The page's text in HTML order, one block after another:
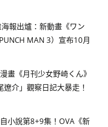
報出爐：新動畫《ワン
MAN 3）宣布10月
畫《月刊少女野崎くん》
介」觀察日記大暴走！
小說第8+9集！OVA《新